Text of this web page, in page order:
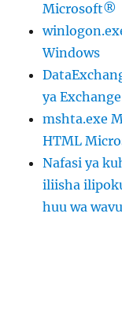
Microsoft®
Windows
ya Exchange
mshta.exe
HTML
Nafasi ya
iliisha
huu wa